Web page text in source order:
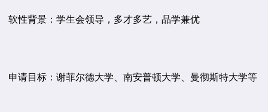
软性背景：学生会领导，多才多艺，品学兼优
申请目标：谢菲尔德大学、南安普顿大学、曼彻斯特大学等